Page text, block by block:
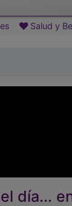
Salud y
día...